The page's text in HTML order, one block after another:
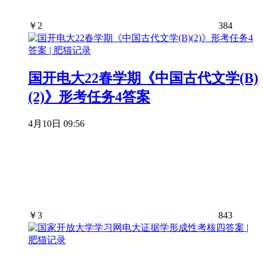
￥ 2 384
国开电大22春学期《中国古代文学(B)
(2)》形考任务4答案
4月10日 09:56
￥3 843